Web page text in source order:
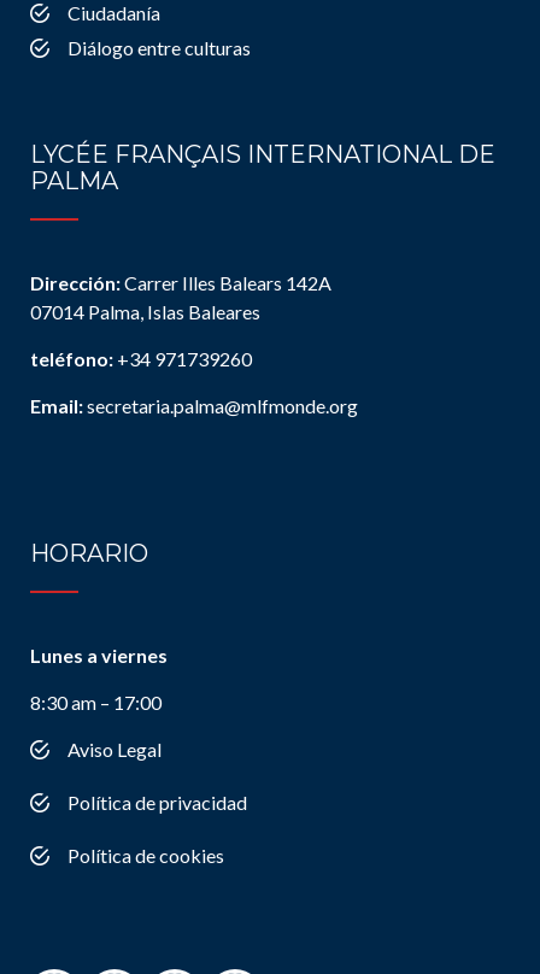
Ciudadanía
Diálogo entre culturas
LYCÉE FRANÇAIS INTERNATIONAL DE
PALMA
Dirección:Carrer Illes Balears 142A
07014 Palma, Islas Baleares
teléfono: +34 971739260
Email:secretaria.palma@mlfmonde.org
HORARIO
Lunes a viernes
8:30 am – 17:00
Aviso Legal
Política de privacidad
Política de cookies